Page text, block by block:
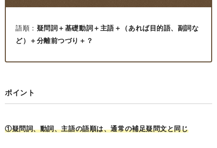
語順： 疑問詞＋基礎動詞＋主語＋（あれば目的語、副詞な
ど）＋分離前つづり＋？
ポイント
①疑問詞、動詞、主語の語順は、通常の補足疑問文と同じ